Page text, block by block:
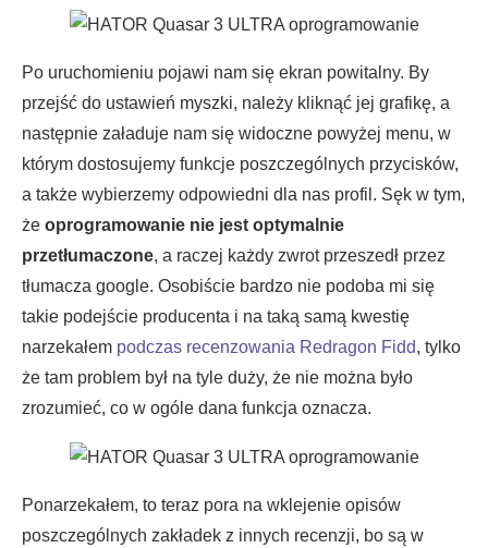
Po uruchomieniu pojawi nam się ekran powitalny. By
przejść do ustawień myszki, należy kliknąć jej grafikę, a
następnie załaduje nam się widoczne powyżej menu, w
którym dostosujemy funkcje poszczególnych przycisków,
a także wybierzemy odpowiedni dla nas profil. Sęk w tym,
że oprogramowanie nie jest optymalnie
przetłumaczone, a raczej każdy zwrot przeszedł przez
tłumacza google. Osobiście bardzo nie podoba mi się
takie podejście producenta i na taką samą kwestię
narzekałem podczas recenzowania Redragon Fidd, tylko
że tam problem był na tyle duży, że nie można było
zrozumieć, co w ogóle dana funkcja oznacza.
Ponarzekałem, to teraz pora na wklejenie opisów
poszczególnych zakładek z innych recenzji, bo są w